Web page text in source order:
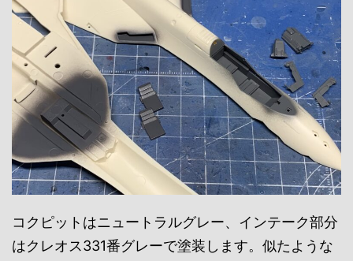
コクピットはニュートラルグレー、インテーク部分
はクレオス331番グレーで塗装します。似たような